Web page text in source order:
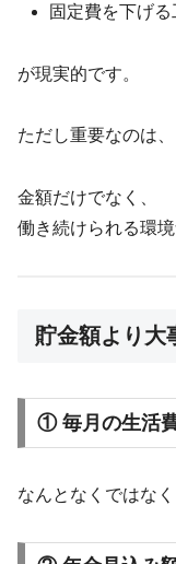
固定費を下げる
が現実的です。
ただし重要なのは
金額だけでなく、
働き続けられる環
貯金額より大
① 毎月の生活
なんとなくではなく